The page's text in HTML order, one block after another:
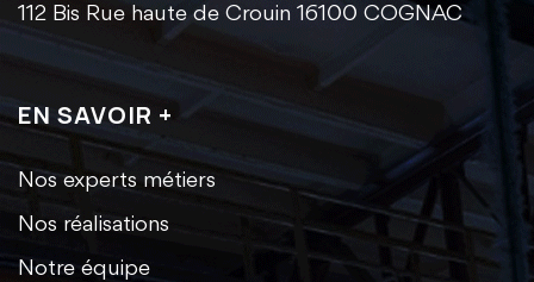
112 Bis Rue haute de Crouin 16100 COGNAC
EN SAVOIR +
Nos experts métiers
Nos réalisations
Notre équipe